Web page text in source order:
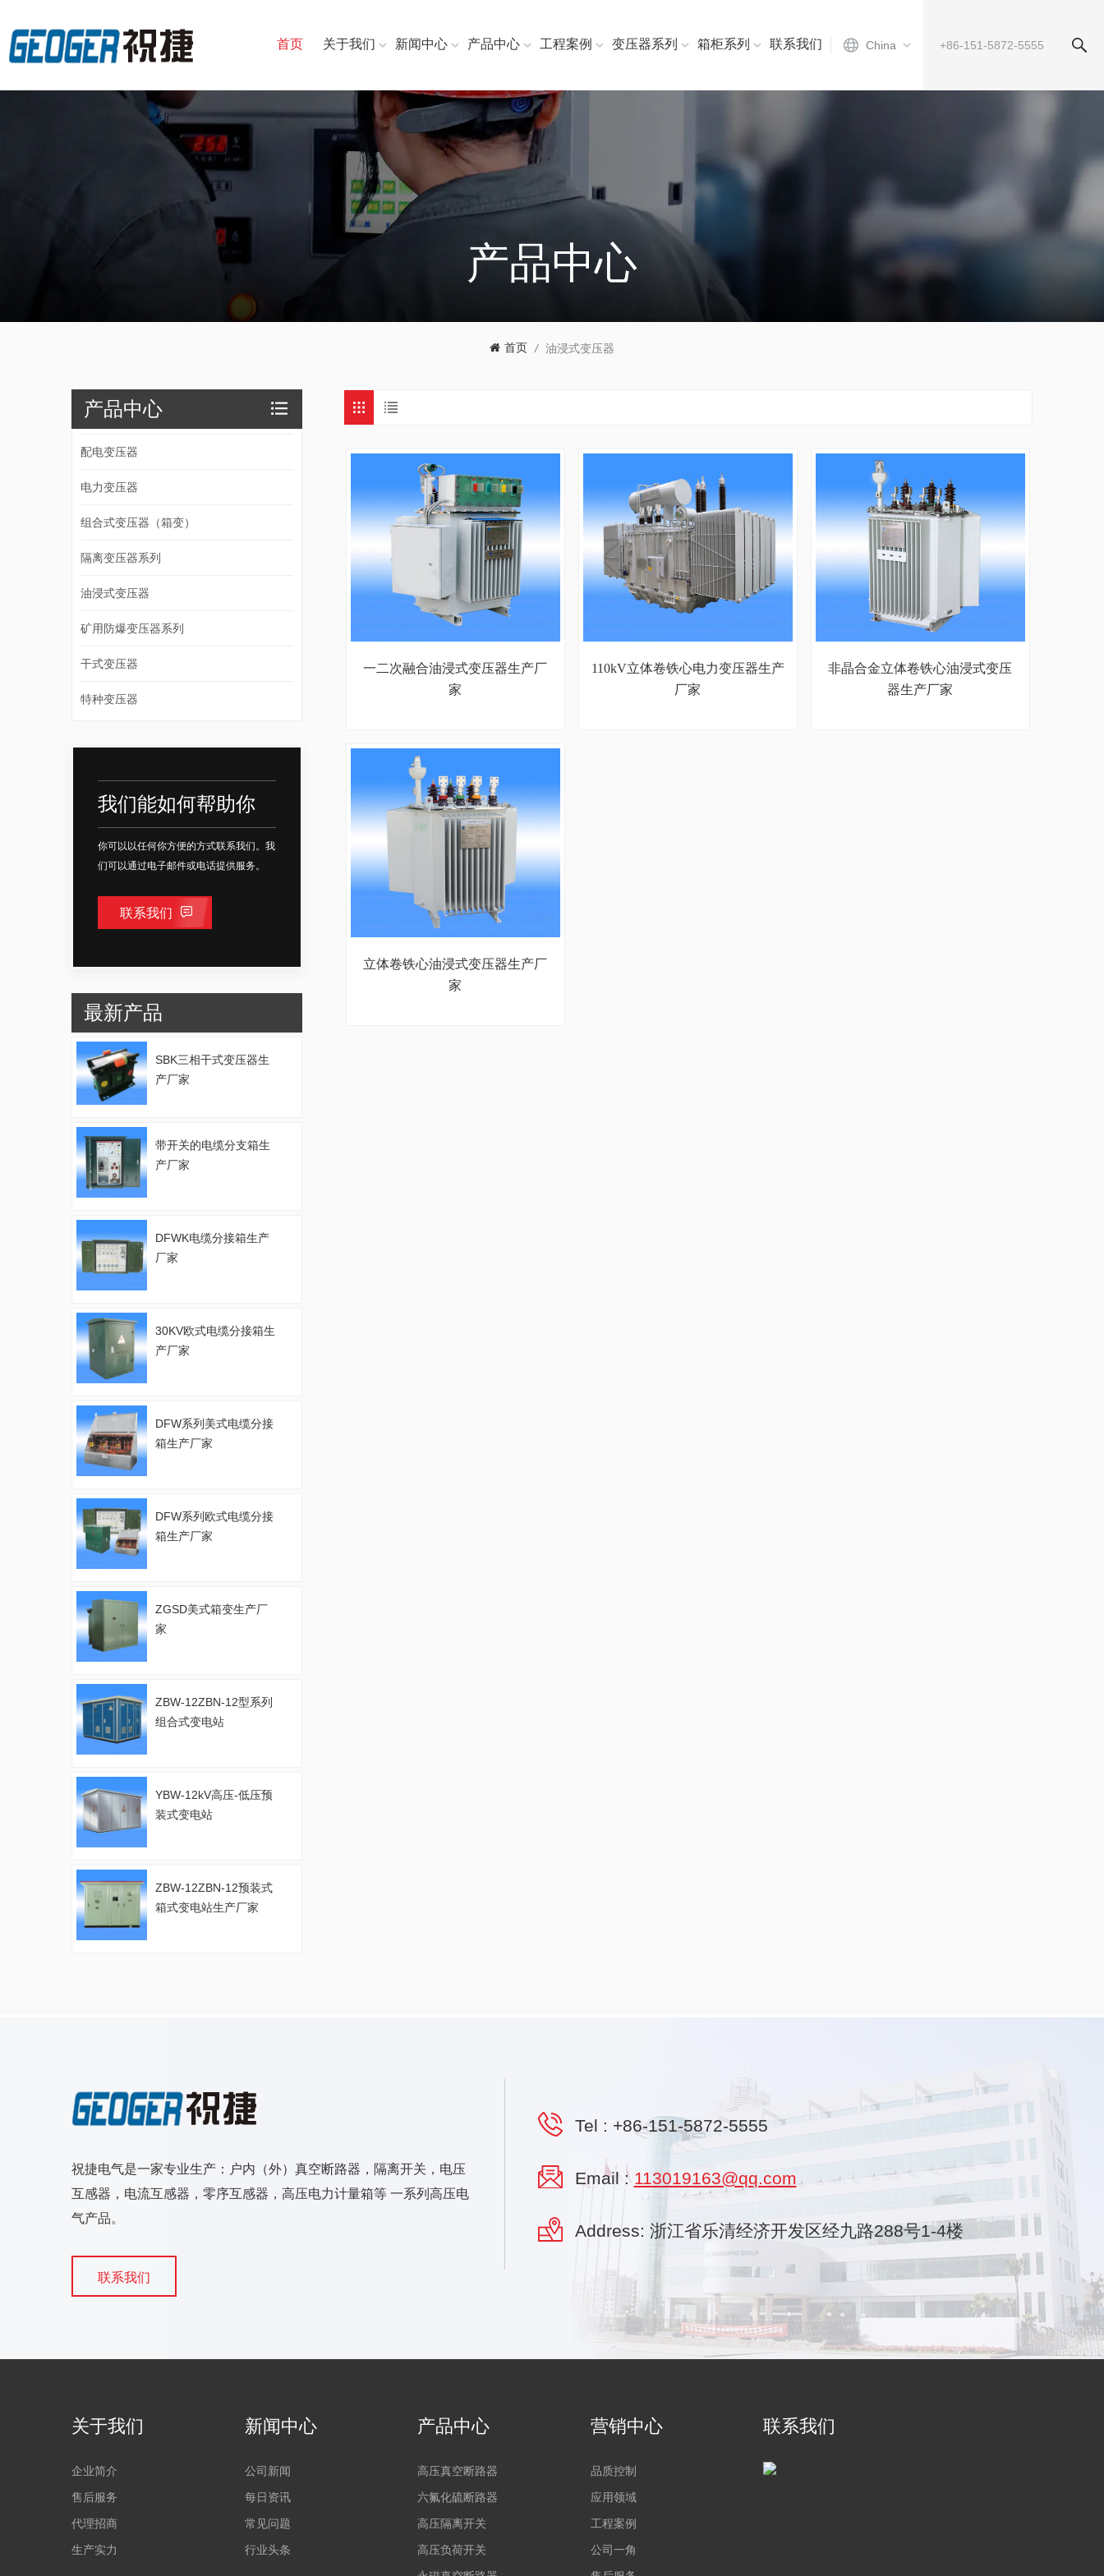
China
首页 关于我们 新闻中心 产品中心 工程案例 变压器系列 箱柜系列 联系我们
产品中心
首页 / 油浸式变压器
一二次融合油浸式变压器生产厂
家
110kV立体卷铁心电力变压器生产
厂家
非晶合金立体卷铁心油浸式变压
器生产厂家
立体卷铁心油浸式变压器生产厂
家
产品中心
配电变压器
电力变压器
组合式变压器（箱变）
隔离变压器系列
油浸式变压器
矿用防爆变压器系列
干式变压器
特种变压器
我们能如何帮助你
你可以以任何你方便的方式联系我们。我
们可以通过电子邮件或电话提供服务。
联系我们
最新产品
SBK三相干式变压器生
产厂家
带开关的电缆分支箱生
产厂家
DFWK电缆分接箱生产
厂家
30KV欧式电缆分接箱生
产厂家
DFW系列美式电缆分接
箱生产厂家
DFW系列欧式电缆分接
箱生产厂家
ZGSD美式箱变生产厂
家
ZBW-12ZBN-12型系列
组合式变电站
YBW-12kV高压-低压预
装式变电站
ZBW-12ZBN-12预装式
箱式变电站生产厂家
祝捷电气是一家专业生产：户内（外）真空断路器，隔离开关，电压
互感器，电流互感器，零序互感器，高压电力计量箱等 一系列高压电
气产品。
联系我们
Tel : +86-151-5872-5555
Email : 113019163@qq.com
Address: 浙江省乐清经济开发区经九路288号1-4楼
关于我们
企业简介
售后服务
代理招商
生产实力
新闻中心
公司新闻
每日资讯
常见问题
行业头条
产品中心
高压真空断路器
六氟化硫断路器
高压隔离开关
高压负荷开关
营销中心
品质控制
应用领域
工程案例
公司一角
联系我们